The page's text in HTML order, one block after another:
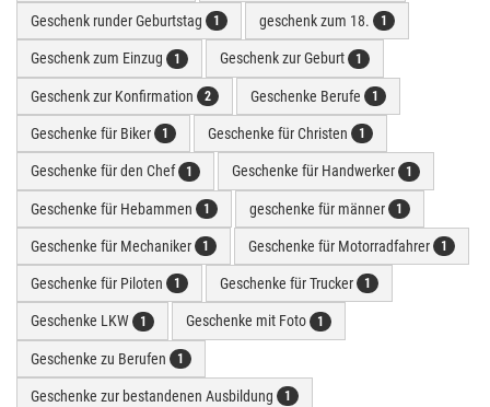
Geschenk runder Geburtstag 1 geschenk zum 18. 1
Geschenk zum Einzug 1 Geschenk zur Geburt 1
Geschenk zur Konfirmation 2 Geschenke Berufe 1
Geschenke für Biker 1 Geschenke für Christen 1
Geschenke für den Chef 1 Geschenke für Handwerker 1
Geschenke für Hebammen 1 geschenke für männer 1
Geschenke für Mechaniker 1 Geschenke für Motorradfahrer 1
Geschenke für Piloten 1 Geschenke für Trucker 1
Geschenke LKW 1 Geschenke mit Foto 1
Geschenke zu Berufen 1
Geschenke zur bestandenen Ausbildung 1